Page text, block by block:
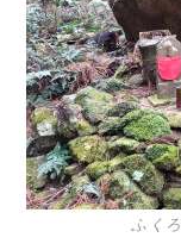
ふく